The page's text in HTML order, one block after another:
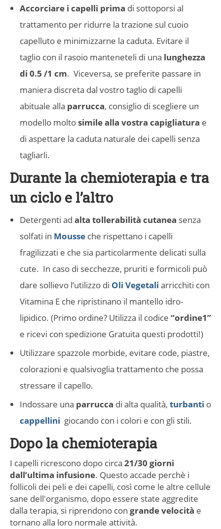
Accorciare i capelli prima di sottoporsi al
trattamento per ridurre la trazione sul cuoio
capelluto e minimizzarne la caduta. Evitare il
taglio con il rasoio manteneteli di una lunghezza
di 0.5 /1 cm. Viceversa, se preferite passare in
maniera discreta dal vostro taglio di capelli
abituale alla parrucca, consiglio di scegliere un
modello moltosimile alla vostra capigliatura e
di aspettare la caduta naturale dei capelli senza
tagliarli.
Durante la chemioterapia e tra
un ciclo e l’altro
Detergenti ad alta tollerabilità cutanea senza
solfati in Mousse che rispettano i capelli
fragilizzati e che sia particolarmente delicati sulla
cute. In caso di secchezze, pruriti e formicoli può
dare sollievo l’utilizzo di Oli Vegetali arricchiti con
Vitamina E che ripristinano il mantello idro-
lipidico. (Primo ordine? Utilizza il codice “ordine1”
e ricevi con spedizione Gratuita questi prodotti!)
Utilizzare spazzole morbide, evitare code, piastre,
colorazioni e qualsivoglia trattamento che possa
stressare il capello.
Indossare una parrucca di alta qualità, turbanti o
cappellini giocando con i colori e con gli stili.
Dopo la chemioterapia
I capelli ricrescono dopo circa 21/30 giorni
dall’ultima infusione. Questo accade perchè i
follicoli dei peli e dei capelli, così come le altre cellule
sane dell'organismo, dopo essere state aggredite
dalla terapia, si riprendono con grandevelocità e
tornano alla loro normale attività.